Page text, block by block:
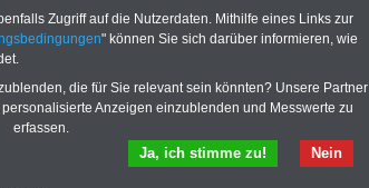
Zugriff auf die Nutzerdaten. Mithilfe eines Links zur
" können Sie sich darüber informieren, wie
die für Sie relevant sein könnten? Unsere Partner
Anzeigen einzublenden und Messwerte zu
erfassen.
Nein
Ja, ich stimme zu!